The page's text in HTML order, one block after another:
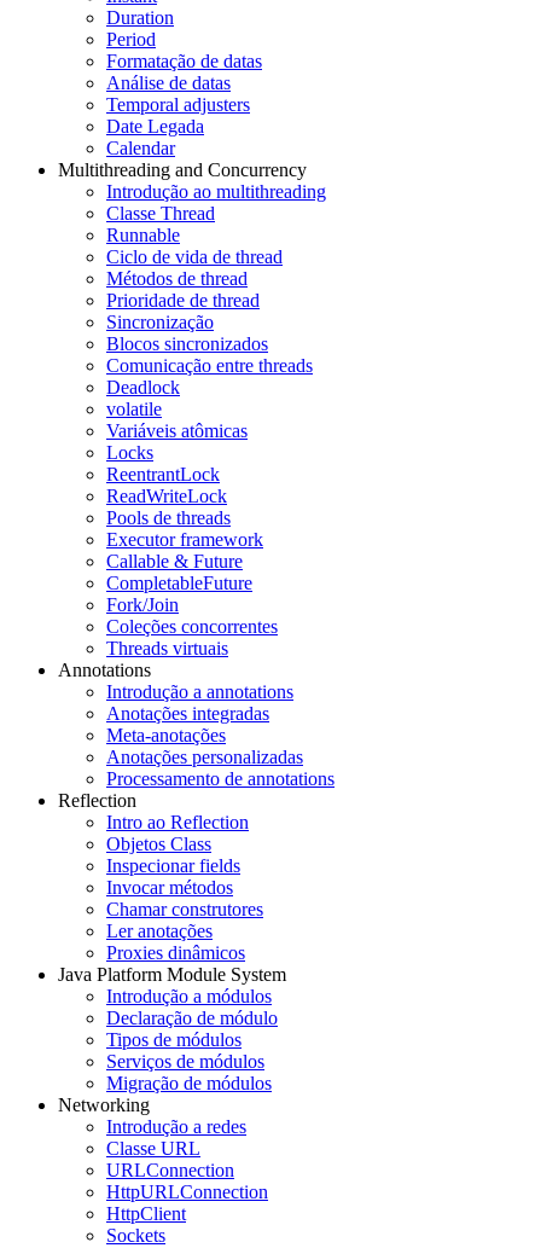
Duration
Period
Formatação de datas
Análise de datas
Temporal adjusters
Date Legada
Calendar
Multithreading and Concurrency
Introdução ao multithreading
Classe Thread
Runnable
Ciclo de vida de thread
Métodos de thread
Prioridade de thread
Sincronização
Blocos sincronizados
Comunicação entre threads
Deadlock
volatile
Variáveis atômicas
Locks
ReentrantLock
ReadWriteLock
Pools de threads
Executor framework
Callable & Future
CompletableFuture
Fork/Join
Coleções concorrentes
Threads virtuais
Annotations
Introdução a annotations
Anotações integradas
Meta-anotações
Anotações personalizadas
Processamento de annotations
Reflection
Intro ao Reflection
Objetos Class
Inspecionar fields
Invocar métodos
Chamar construtores
Ler anotações
Proxies dinâmicos
Java Platform Module System
Introdução a módulos
Declaração de módulo
Tipos de módulos
Serviços de módulos
Migração de módulos
Networking
Introdução a redes
Classe URL
URLConnection
HttpURLConnection
HttpClient
Sockets